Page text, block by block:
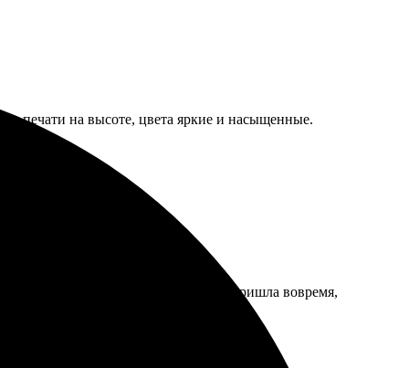
печати на высоте, цвета яркие и насыщенные.
цвета яркие и четкие. Доставка пришла вовремя,